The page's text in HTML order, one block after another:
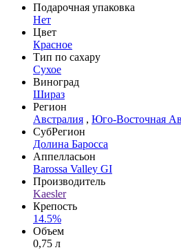
Подарочная упаковка
Нет
Цвет
Красное
Тип по сахару
Сухое
Виноград
Шираз
Регион
Австралия , Юго-Восточная
СубРегион
Долина Баросса
Аппелласьон
Barossa Valley GI
Производитель
Kaesler
Крепость
14.5%
Объем
0,75 л